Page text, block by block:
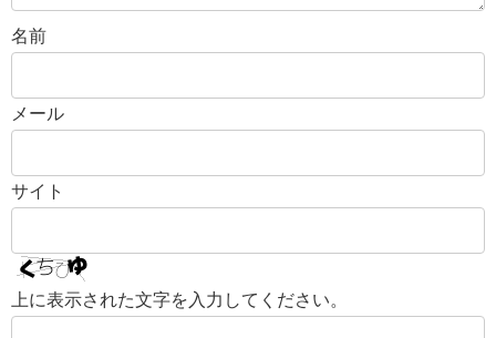
名前
メール
サイト
上に表示された文字を入力してください。